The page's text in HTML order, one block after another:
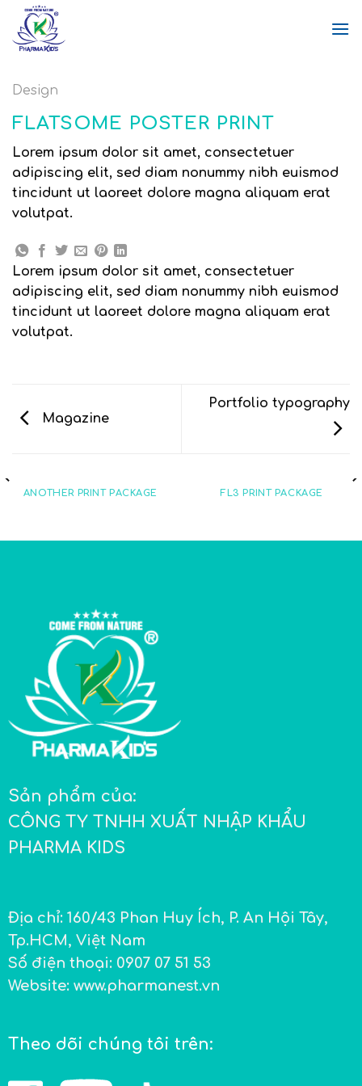
Skip
content
Design
FLATSOME POSTER PRINT
Lorem ipsum dolor sit amet, consectetuer
adipiscing elit, sed diam nonummy nibh euismod
tincidunt ut laoreet dolore magna aliquam erat
volutpat.
Lorem ipsum dolor sit amet, consectetuer
adipiscing elit, sed diam nonummy nibh euismod
tincidunt ut laoreet dolore magna aliquam erat
volutpat.
Magazine
Portfolio typography
ANOTHER PRINT PACKAGE FL3 PRINT PACKAGE
Sản phẩm của:
CÔNG TY TNHH XUẤT NHẬP KHẨU
PHARMA KIDS
Địa chỉ:160/43 Phan Huy Ích, P. An Hội Tây,
Tp.HCM, Việt Nam
Số điện thoại: 0907 07 51 53
Website:www.pharmanest.vn
Theo dõi chúng tôi trên: